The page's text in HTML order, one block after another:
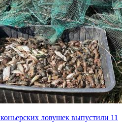
ловушек выпустили 11